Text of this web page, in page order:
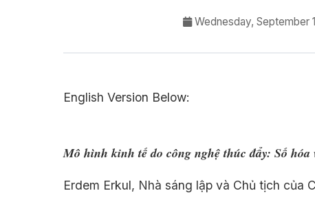
Wednesday, September
English Version Below:
Mô hình kinh tế do công nghệ thúc đẩy: Số
Erdem Erkul, Nhà sáng lập và Chủ tịch của